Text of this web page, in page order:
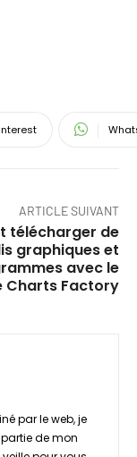
ARTICLE SUIVANT
télécharger de
graphiques et
avec le
Charts Factory
par le web, je
de mon